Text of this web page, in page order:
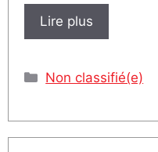
Lire plus
Catégories
Non classifié(e)